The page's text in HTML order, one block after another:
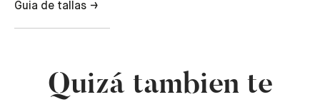
Guia de tallas
Quizá tambien te